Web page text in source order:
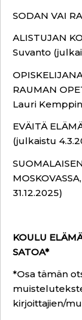
SODAN VAI
ALISTUJAN
Suvanto
RAUMAN
Lauri
EVÄITÄ
(julkaistu
31.12.2025)
KOULU
SATOA*
*Osa tämän
kirjoittajien/